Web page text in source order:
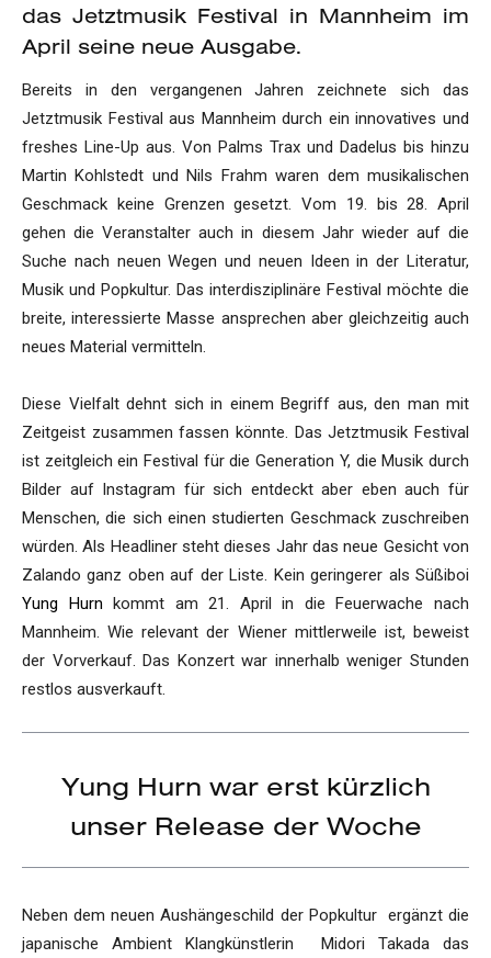
das Jetztmusik Festival in Mannheim im
April seine neue Ausgabe.
Bereits in den vergangenen Jahren zeichnete sich das
Jetztmusik Festival aus Mannheim durch ein innovatives und
freshes Line-Up aus. Von Palms Trax und Dadelus bis hinzu
Martin Kohlstedt und Nils Frahm waren dem musikalischen
Geschmack keine Grenzen gesetzt. Vom 19. bis 28. April
gehen die Veranstalter auch in diesem Jahr wieder auf die
Suche nach neuen Wegen und neuen Ideen in der Literatur,
Musik und Popkultur. Das interdisziplinäre Festival möchte die
breite, interessierte Masse ansprechen aber gleichzeitig auch
neues Material vermitteln.
Diese Vielfalt dehnt sich in einem Begriff aus, den man mit
Zeitgeist zusammen fassen könnte. Das Jetztmusik Festival
ist zeitgleich ein Festival für die Generation Y, die Musik durch
Bilder auf Instagram für sich entdeckt aber eben auch für
Menschen, die sich einen studierten Geschmack zuschreiben
würden. Als Headliner steht dieses Jahr das neue Gesicht von
Zalando ganz oben auf der Liste. Kein geringerer als Süßiboi
Yung Hurn kommt am 21. April in die Feuerwache nach
Mannheim. Wie relevant der Wiener mittlerweile ist, beweist
der Vorverkauf. Das Konzert war innerhalb weniger Stunden
restlos ausverkauft.
Yung Hurn war erst kürzlich
unser Release der Woche
Neben dem neuen Aushängeschild der Popkultur ergänzt die
japanische Ambient Klangkünstlerin Midori Takada das